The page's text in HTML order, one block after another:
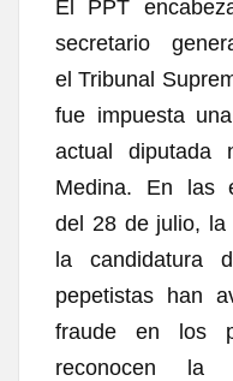
El PPT
secretario
el Tribunal
fue impuesta
actual diputada
Medina. En las
del 28 de julio, la
la candidatura
pepetistas han
fraude en los
reconocen la